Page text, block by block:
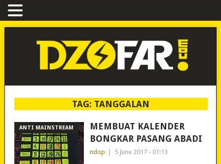
TAG: TANGGALAN
ANTI MAINSTREAM
MEMBUAT KALENDER
BONGKAR PASANG ABADI
ndop 5 June 2017 - 01:13